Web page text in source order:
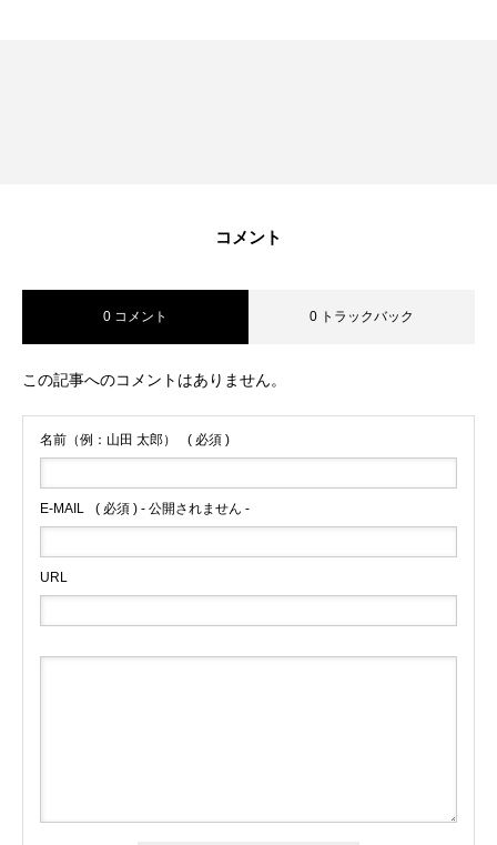
無料で登録したい企業様はこちら
北海道最強のビジネス課題解決コミュニティ【北海道オ
ンラインアジト】
無料で登録したい企業様はこちら メディア取材受付口はこちら
コメント
0 コメント 0 トラックバック
この記事へのコメントはありません。
名前（例：山田 太郎） ( 必須 )
E-MAIL ( 必須 ) - 公開されません -
URL